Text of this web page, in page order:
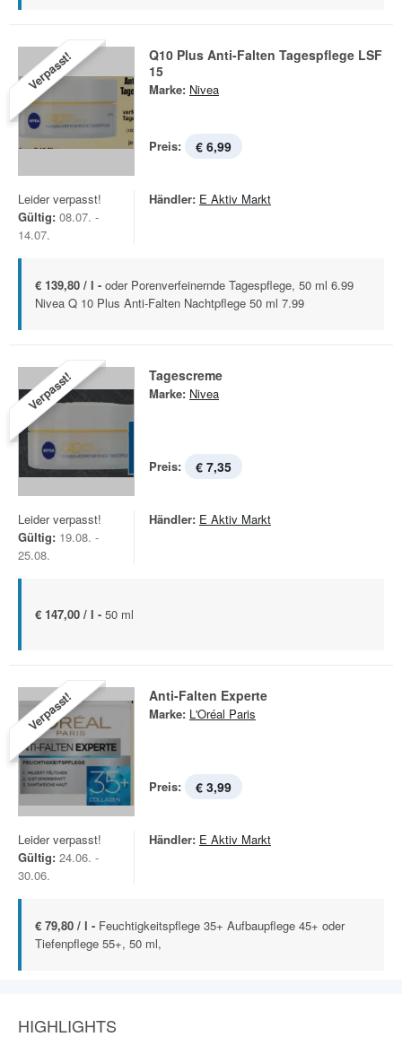
Verpasst!
Q10 Plus Anti-Falten Tagespflege LSF
15
Marke: Nivea
Preis: € 6,99
Leider verpasst!
Gültig: 08.07. -
14.07.
Händler: E Aktiv Markt
€ 139,80 / l - oder Porenverfeinernde Tagespflege, 50 ml 6.99
Nivea Q 10 Plus Anti-Falten Nachtpflege 50 ml 7.99
Verpasst! Tagescreme
Marke: Nivea
Preis: € 7,35
Leider verpasst!
Gültig: 19.08. -
25.08.
Händler: E Aktiv Markt
€ 147,00 / l - 50 ml
Verpasst! Anti-Falten Experte
Marke: L'Oréal Paris
Preis: € 3,99
Leider verpasst!
Gültig: 24.06. -
30.06.
Händler: E Aktiv Markt
€ 79,80 / l - Feuchtigkeitspflege 35+ Aufbaupflege 45+ oder
Tiefenpflege 55+, 50 ml,
HIGHLIGHTS